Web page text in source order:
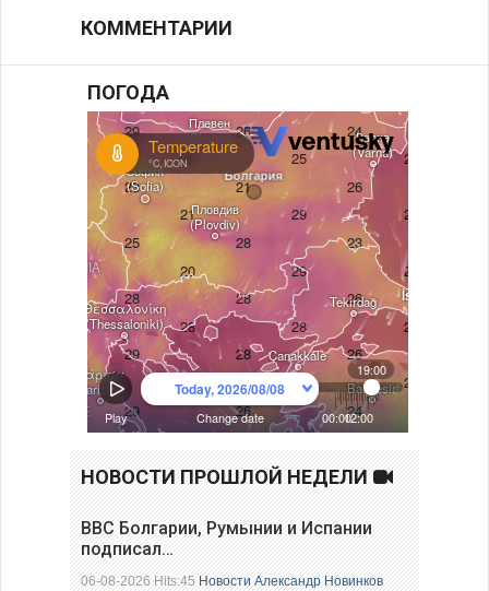
КОММЕНТАРИИ
ПОГОДА
НОВОСТИ ПРОШЛОЙ НЕДЕЛИ
ВВС Болгарии, Румынии и Испании
подписал…
06-08-2026 Hits:45Новости Александр Новинков